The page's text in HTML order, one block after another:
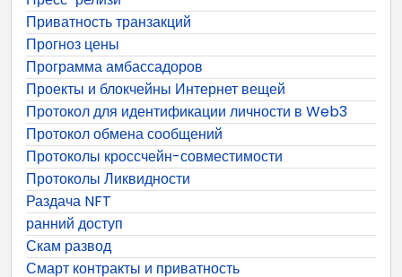
Приватность транзакций
Прогноз цены
Программа амбассадоров
Проекты и блокчейны Интернет вещей
Протокол для идентификации личности в Web3
Протокол обмена сообщений
Протоколы кроссчейн-совместимости
Протоколы Ликвидности
Раздача NFT
ранний доступ
Скам развод
Смарт контракты и приватность